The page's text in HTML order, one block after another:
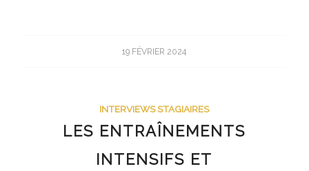
19 FÉVRIER 2024
INTERVIEWS STAGIAIRES
LES ENTRAÎNEMENTS
INTENSIFS ET